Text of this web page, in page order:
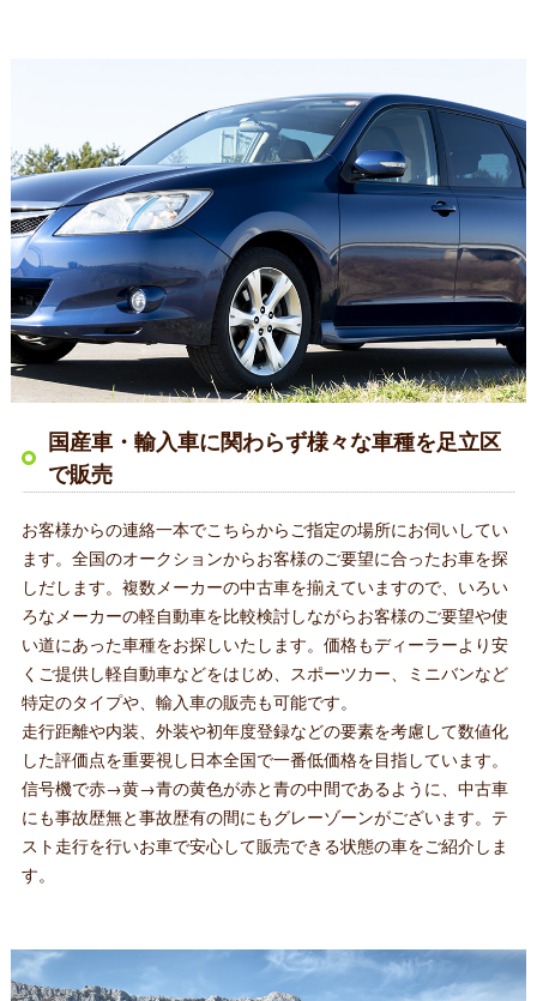
国産車・輸入車に関わらず様々な車種を足立区
で販売
お客様からの連絡一本でこちらからご指定の場所にお伺いしてい
ます。全国のオークションからお客様のご要望に合ったお車を探
しだします。複数メーカーの中古車を揃えていますので、いろい
ろなメーカーの軽自動車を比較検討しながらお客様のご要望や使
い道にあった車種をお探しいたします。価格もディーラーより安
くご提供し軽自動車などをはじめ、スポーツカー、ミニバンなど
特定のタイプや、輸入車の販売も可能です。
走行距離や内装、外装や初年度登録などの要素を考慮して数値化
した評価点を重要視し日本全国で一番低価格を目指しています。
信号機で赤→黄→青の黄色が赤と青の中間であるように、中古車
にも事故歴無と事故歴有の間にもグレーゾーンがございます。テ
スト走行を行いお車で安心して販売できる状態の車をご紹介しま
す。